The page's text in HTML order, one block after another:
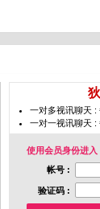
一对多视讯聊天 :
一对一视讯聊天 :
使用会员身份进入
帐号 :
验证码 :